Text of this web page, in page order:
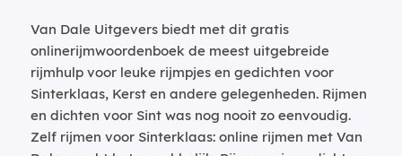
Van Dale Uitgevers biedt met dit gratis
onlinerijmwoordenboek de meest uitgebreide
rijmhulp voor leuke rijmpjes en gedichten voor
Sinterklaas, Kerst en andere gelegenheden. Rijmen
en dichten voor Sint was nog nooit zo eenvoudig.
Zelf rijmen voor Sinterklaas: online rijmen met Van